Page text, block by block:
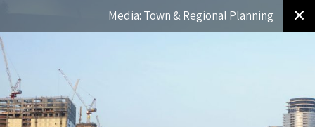
✕
Media: Town & Regional Planning